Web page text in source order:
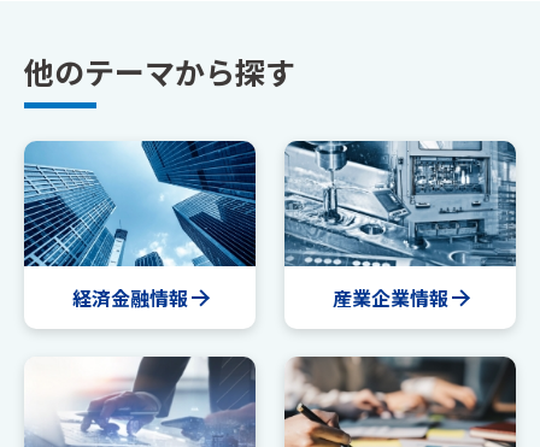
他のテーマから探す
経済金融情報 産業企業情報